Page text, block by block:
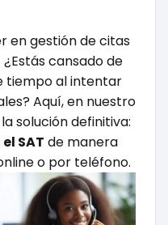
en gestión de citas
¿Estás cansado de
tiempo al intentar
Aquí, en nuestro
solución definitiva:
SAT de manera
o por teléfono.